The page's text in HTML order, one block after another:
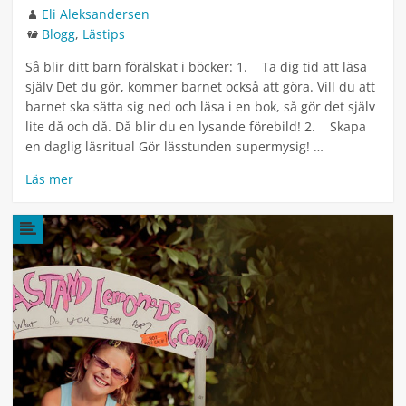
Författare
Eli Aleksandersen
Kategorier
Blogg, Lästips
Så blir ditt barn förälskat i böcker: 1. Ta dig tid att läsa
själv Det du gör, kommer barnet också att göra. Vill du att
barnet ska sätta sig ned och läsa i en bok, så gör det själv
lite då och då. Då blir du en lysande förebild! 2. Skapa
en daglig läsritual Gör lässtunden supermysig! …
Läs mer